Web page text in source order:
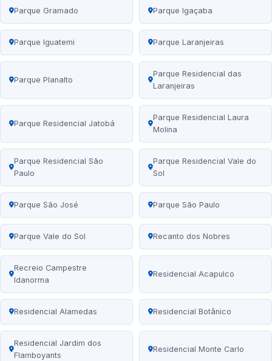
Parque Gramado Parque Igaçaba
Parque Iguatemi Parque Laranjeiras
Parque Planalto
Parque Residencial das
Laranjeiras
Parque Residencial Jatobá
Parque Residencial Laura
Molina
Parque Residencial São
Paulo
Parque Residencial Vale do
Sol
Parque São José Parque São Paulo
Parque Vale do Sol Recanto dos Nobres
Recreio Campestre
Idanorma
Residencial Acapulco
Residencial Alamedas Residencial Botânico
Residencial Jardim dos
Flamboyants
Residencial Monte Carlo